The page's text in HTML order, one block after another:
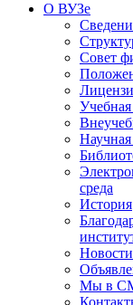
О ВУЗе
Совет
Учебная
Научная
среда
История
Новости
Мы в